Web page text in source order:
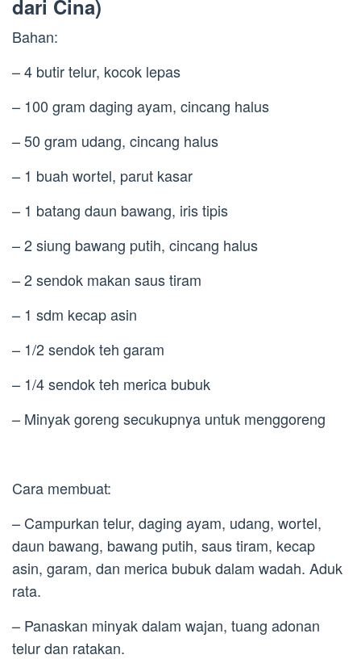
dari Cina)
Bahan:
– 4 butir telur, kocok lepas
– 100 gram daging ayam, cincang halus
– 50 gram udang, cincang halus
– 1 buah wortel, parut kasar
– 1 batang daun bawang, iris tipis
– 2 siung bawang putih, cincang halus
– 2 sendok makan saus tiram
– 1 sdm kecap asin
– 1/2 sendok teh garam
– 1/4 sendok teh merica bubuk
– Minyak goreng secukupnya untuk menggoreng
Cara membuat:
– Campurkan telur, daging ayam, udang, wortel,
daun bawang, bawang putih, saus tiram, kecap
asin, garam, dan merica bubuk dalam wadah. Aduk
rata.
– Panaskan minyak dalam wajan, tuang adonan
telur dan ratakan.